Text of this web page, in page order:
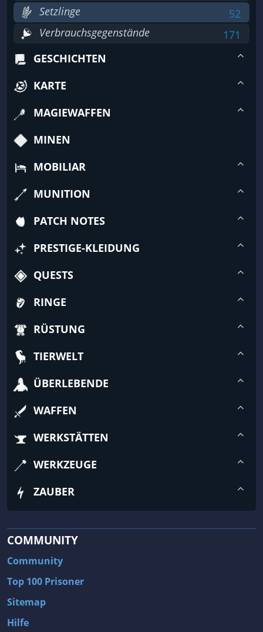
Setzlinge
52
Verbrauchsgegenstände
171
GESCHICHTEN
KARTE
MAGIEWAFFEN
MINEN
MOBILIAR
MUNITION
PATCH NOTES
PRESTIGE-KLEIDUNG
QUESTS
RINGE
RÜSTUNG
TIERWELT
ÜBERLEBENDE
WAFFEN
WERKSTÄTTEN
WERKZEUGE
ZAUBER
COMMUNITY
Community
Top 100 Prisoner
Sitemap
Hilfe